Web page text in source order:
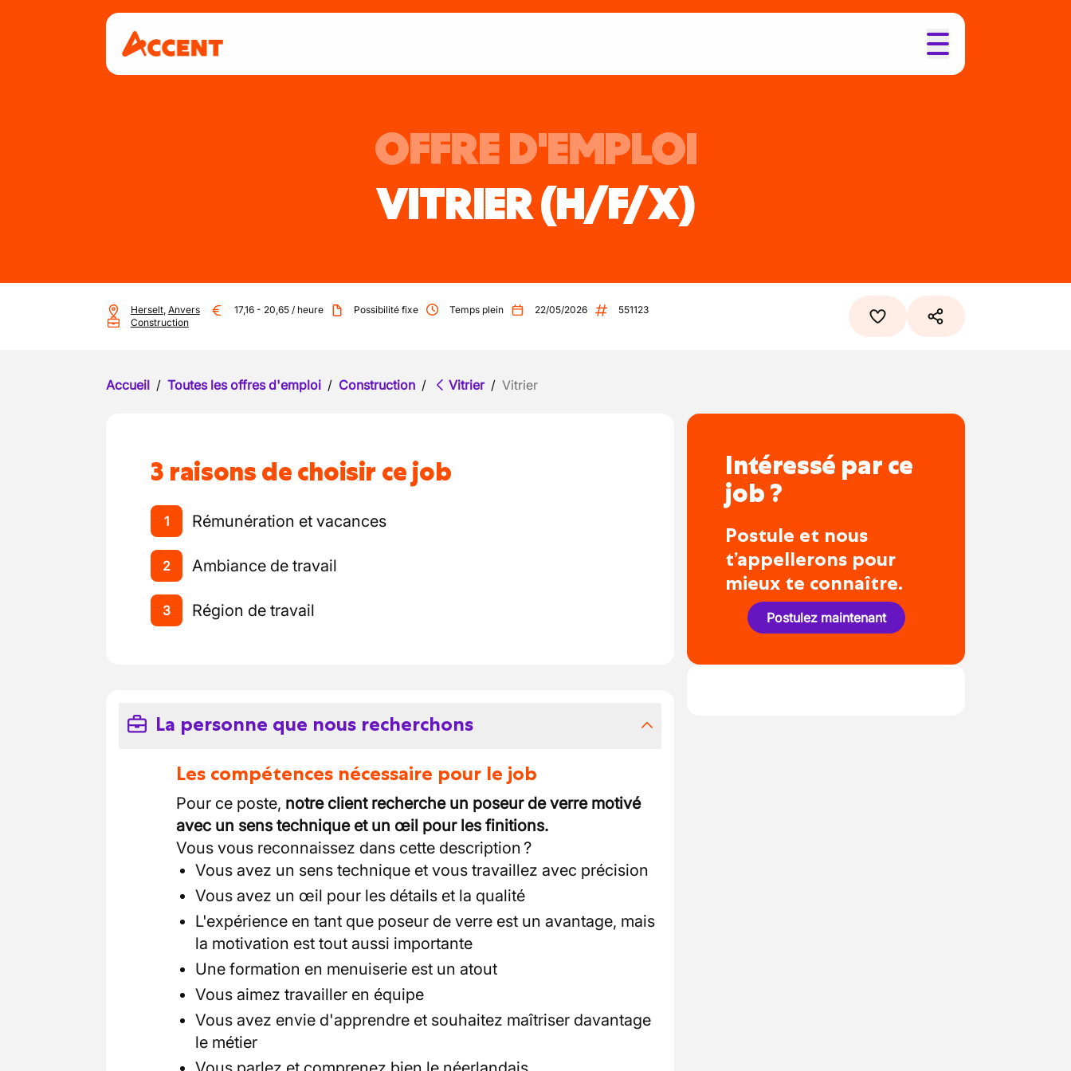
OFFRE D'EMPLOI
VITRIER(H/F/X)
Herselt, Anvers 17,16- 20,65/ heure Possibilité fixe Temps plein 22/05/2026
551123
Construction
Accueil / Toutes les offres d'emploi / Construction / Vitrier / Vitrier
3 raisons de choisir ce job
1 Rémunération et vacances
2 Ambiance de travail
3 Région de travail
La personne que nous recherchons
Les compétences nécessaire pour le job
Pour ce poste, notre client recherche un poseur de verre motivé
avec un sens technique et un œil pour les finitions.
Vous vous reconnaissez dans cette description ?
Vous avez un sens technique et vous travaillez avec précision
Vous avez un œil pour les détails et la qualité
L'expérience en tant que poseur de verre est un avantage, mais
la motivation est tout aussi importante
Une formation en menuiserie est un atout
Vous aimez travailler en équipe
Vous avez envie d'apprendre et souhaitez maîtriser davantage
le métier
Intéressé par ce
job ?
Postule et nous
t’appellerons pour
mieux te connaître.
Postulez maintenant